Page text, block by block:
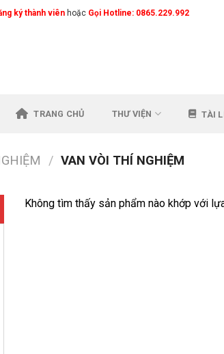
ký thành viên hoặc Gọi Hotline: 0865.229.992
TRANG CHỦ THƯ VIỆN TÀI
/ VAN VÒI THÍ NGHIỆM
Không tìm thấy sản phẩm nào khớp với